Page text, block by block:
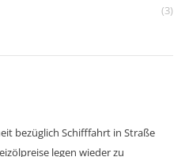
(3)
bezüglich Schifffahrt in Straße
legen wieder zu